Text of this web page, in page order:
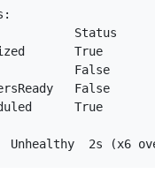
Status
True
False
False
True